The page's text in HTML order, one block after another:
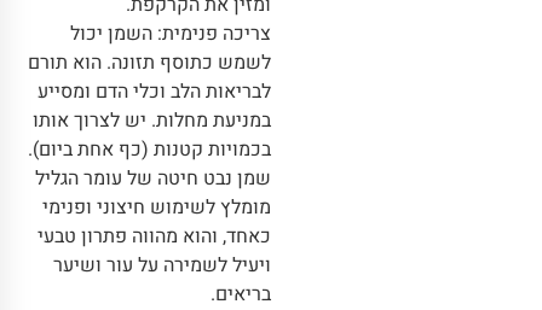
צריכה פנימית: השמן יכול
לשמש כתוסף תזונה. הוא תורם
לבריאות הלב וכלי הדם ומסייע
במניעת מחלות. יש לצרוך אותו
בכמויות קטנות (כף אחת ביום).
שמן נבט חיטה של עומר הגליל
מומלץ לשימוש חיצוני ופנימי
כאחד, והוא מהווה פתרון טבעי
ויעיל לשמירה על עור ושיער
בריאים.